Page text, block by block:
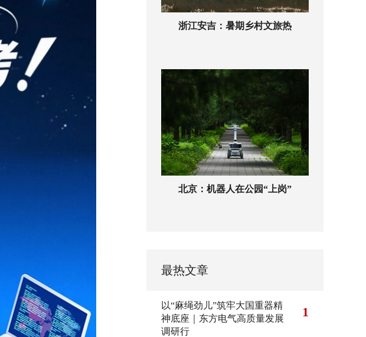
浙江安吉：暑期乡村文旅热
北京：机器人在公园“上岗”
最热文章
以“麻绳劲儿”筑牢大国重器精
神底座｜东方电气高质量发展
调研行
1